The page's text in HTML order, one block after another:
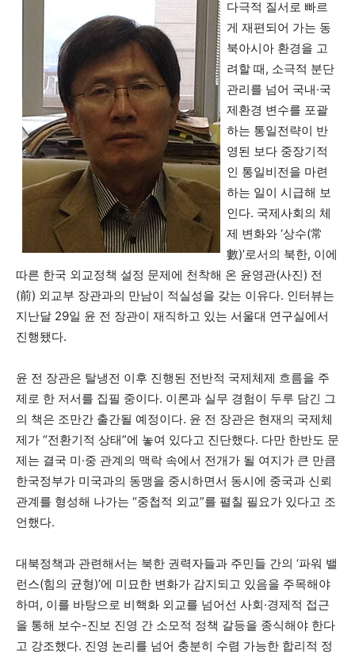
다극적 질서로 빠르
게 재편되어 가는 동
북아시아 환경을 고
려할 때, 소극적 분단
관리를 넘어 국내·국
제환경 변수를 포괄
하는 통일전략이 반
영된 보다 중장기적
인 통일비전을 마련
하는 일이 시급해 보
인다. 국제사회의 체
제 변화와 ‘상수(常
數)’로서의 북한, 이에
따른 한국 외교정책 설정 문제에 천착해 온 윤영관(사진) 전
(前) 외교부 장관과의 만남이 적실성을 갖는 이유다. 인터뷰는
지난달 29일 윤 전 장관이 재직하고 있는 서울대 연구실에서
진행됐다.
윤 전 장관은 탈냉전 이후 진행된 전반적 국제체제 흐름을 주
제로 한 저서를 집필 중이다. 이론과 실무 경험이 두루 담긴 그
의 책은 조만간 출간될 예정이다. 윤 전 장관은 현재의 국제체
제가 “전환기적 상태”에 놓여 있다고 진단했다. 다만 한반도 문
제는 결국 미·중 관계의 맥락 속에서 전개가 될 여지가 큰 만큼
한국정부가 미국과의 동맹을 중시하면서 동시에 중국과 신뢰
관계를 형성해 나가는 “중첩적 외교”를 펼칠 필요가 있다고 조
언했다.
대북정책과 관련해서는 북한 권력자들과 주민들 간의 ‘파워 밸
런스(힘의 균형)’에 미묘한 변화가 감지되고 있음을 주목해야
하며, 이를 바탕으로 비핵화 외교를 넘어선 사회·경제적 접근
을 통해 보수-진보 진영 간 소모적 정책 갈등을 종식해야 한다
고 강조했다. 진영 논리를 넘어 충분히 수렴 가능한 합리적 정